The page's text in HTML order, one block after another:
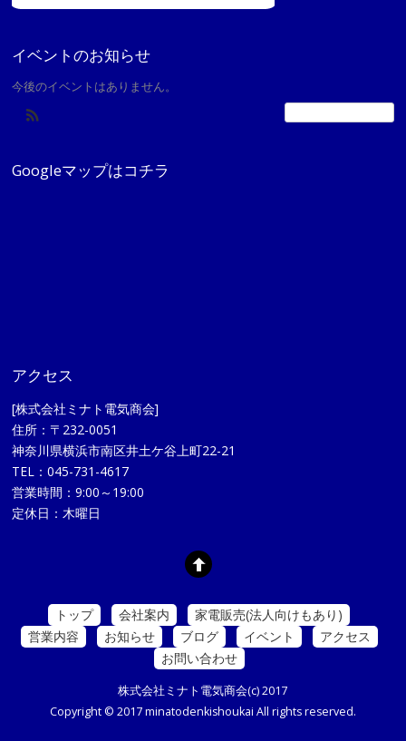
イベントのお知らせ
今後のイベントはありません。
Googleマップはコチラ
アクセス
[株式会社ミナト電気商会]
住所：〒232-0051
神奈川県横浜市南区井土ケ谷上町22-21
TEL：045-731-4617
営業時間：9:00～19:00
定休日：木曜日
トップ 会社案内
家電販売(法人向けもあり)
営業内容
お知らせ ブログ イベント
アクセス
お問い合わせ
株式会社ミナト電気商会(c) 2017
Copyright © 2017 minatodenkishoukai All rights reserved.